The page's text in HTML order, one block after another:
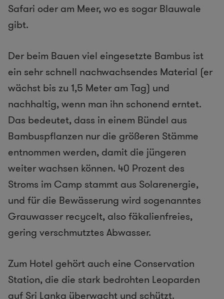
Safari oder am Meer, wo es sogar Blauwale
gibt.
Der beim Bauen viel eingesetzte Bambus ist
ein sehr schnell nachwachsendes Material (er
wächst bis zu 1,5 Meter am Tag) und
nachhaltig, wenn man ihn schonend erntet.
Das bedeutet, dass in einem Bündel aus
Bambuspflanzen nur die größeren Stämme
entnommen werden, damit die jüngeren
weiter wachsen können. 40 Prozent des
Stroms im Camp stammt aus Solarenergie,
und für die Bewässerung wird sogenanntes
Grauwasser recycelt, also fäkalienfreies,
gering verschmutztes Abwasser.
Zum Hotel gehört auch eine Conservation
Station, die die stark bedrohten Leoparden
auf Sri Lanka überwacht und schützt.